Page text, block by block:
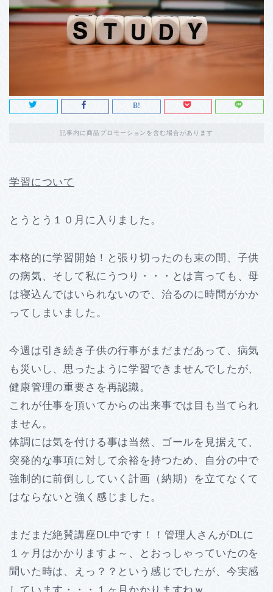
記事内に商品プロモーションを含む場合があります
学習について
とうとう１０月に入りました。
本格的に学習開始！と張り切ったのも束の間、子供
の病気、そして私にうつり・・・とは言っても、母
は寝込んではいられないので、治るのに時間がかか
ってしまいました。
今週は引き続き子供の行事がまだまだあって、病気
も災いし、思ったように学習できませんでしたが、
健康管理の重要さを再認識。
これが仕事を頂いてからの出来事では目も当てられ
ません。
体調には気を付ける事は当然、ゴールを見据えて、
突発的な事項に対して余裕を持つため、自分の中で
強制的に前倒ししていく計画（納期）を立てなくて
はならないと強く感じました。
まだまだ絶賛講座DL中です！！管理人さんがDLに
１ヶ月はかかりますよ～、とおっしゃっていたのを
聞いた時は、えっ？？という感じでしたが、今実感
しています・・・１ヶ月かかりますねｗ